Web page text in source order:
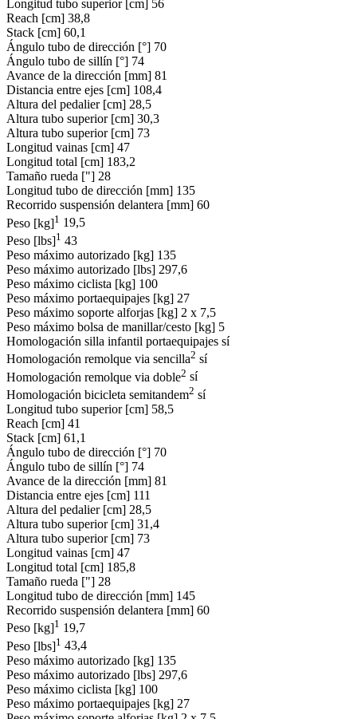
Longitud tubo superior [cm] 56
Reach [cm] 38,8
Stack [cm] 60,1
Ángulo tubo de dirección [°] 70
Ángulo tubo de sillín [°] 74
Avance de la dirección [mm] 81
Distancia entre ejes [cm] 108,4
Altura del pedalier [cm] 28,5
Altura tubo superior [cm] 30,3
Altura tubo superior [cm] 73
Longitud vainas [cm] 47
Longitud total [cm] 183,2
Tamaño rueda ["] 28
Longitud tubo de dirección [mm] 135
Recorrido suspensión delantera [mm] 60
Peso [kg]1 19,5
Peso [lbs]1 43
Peso máximo autorizado [kg] 135
Peso máximo autorizado [lbs] 297,6
Peso máximo ciclista [kg] 100
Peso máximo portaequipajes [kg] 27
Peso máximo soporte alforjas [kg] 2 x 7,5
Peso máximo bolsa de manillar/cesto [kg] 5
Homologación silla infantil portaequipajes sí
Homologación remolque via sencilla2 sí
Homologación remolque via doble2 sí
Homologación bicicleta semitandem2 sí
Longitud tubo superior [cm] 58,5
Reach [cm] 41
Stack [cm] 61,1
Ángulo tubo de dirección [°] 70
Ángulo tubo de sillín [°] 74
Avance de la dirección [mm] 81
Distancia entre ejes [cm] 111
Altura del pedalier [cm] 28,5
Altura tubo superior [cm] 31,4
Altura tubo superior [cm] 73
Longitud vainas [cm] 47
Longitud total [cm] 185,8
Tamaño rueda ["] 28
Longitud tubo de dirección [mm] 145
Recorrido suspensión delantera [mm] 60
Peso [kg]1 19,7
Peso [lbs]1 43,4
Peso máximo autorizado [kg] 135
Peso máximo autorizado [lbs] 297,6
Peso máximo ciclista [kg] 100
Peso máximo portaequipajes [kg] 27